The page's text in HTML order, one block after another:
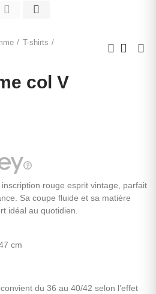
T-shirts
col V
rouge esprit vintage, parfait
Sa coupe fluide et sa matière
idéal au quotidien.
cm
du 36 au 40/42 selon l’effet